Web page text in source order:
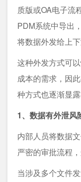
质版或OA电子流
PDM系统中导出
将数据外发给上下
这种外发方式可
成本的需求，因
种方式也逐渐显
1、数据有外泄风
内部人员将数据
严密的审批流程
当涉及多个文件